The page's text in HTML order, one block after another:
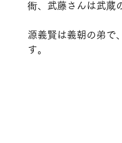
衙、武藤さんは武蔵
源義賢は義朝の弟で
す。